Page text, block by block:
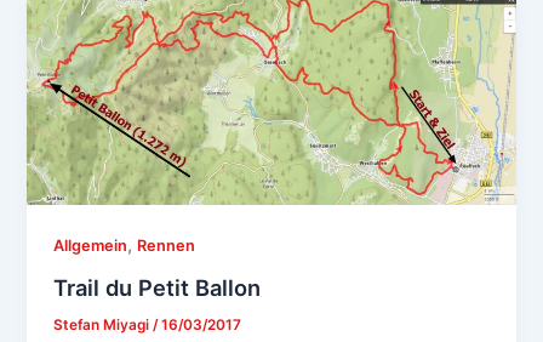
Allgemein, Rennen
Trail du Petit Ballon
Stefan Miyagi/16/03/2017